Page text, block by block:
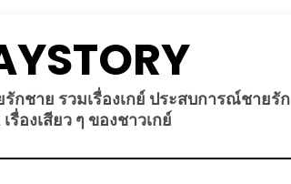
รักชาย รวมเรื่องเกย์ ประสบการณ์ชายรัก
รื่องเสียว ๆ ของชาวเกย์